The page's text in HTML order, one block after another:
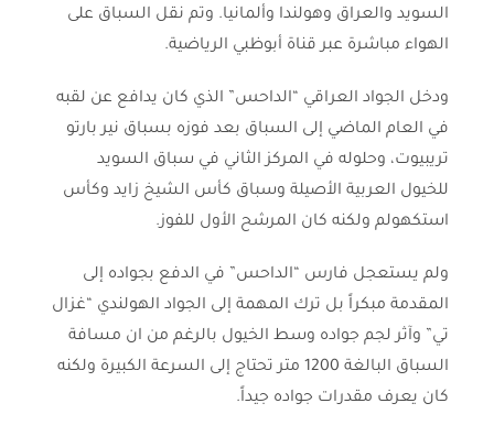
السويد والعراق وهولندا وألمانيا. وتم نقل السباق على
الهواء مباشرة عبر قناة أبوظبي الرياضية.
ودخل الجواد العراقي “الداحس” الذي كان يدافع عن لقبه
في العام الماضي إلى السباق بعد فوزه بسباق نير بارتو
تريبيوت، وحلوله في المركز الثاني في سباق السويد
للخيول العربية الأصيلة وسباق كأس الشيخ زايد وكأس
استكهولم ولكنه كان المرشح الأول للفوز.
ولم يستعجل فارس “الداحس” في الدفع بجواده إلى
المقدمة مبكراً بل ترك المهمة إلى الجواد الهولندي “غزال
تي” وآثر لجم جواده وسط الخيول بالرغم من ان مسافة
السباق البالغة 1200 متر تحتاج إلى السرعة الكبيرة ولكنه
كان يعرف مقدرات جواده جيداً.